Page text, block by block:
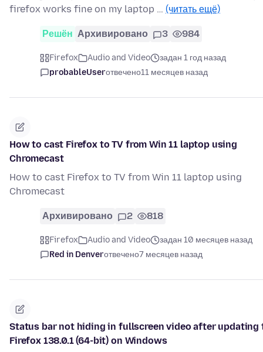
firefox works fine on my laptop … (читать ещё)
Решён Архивировано 3 984
Firefox Audio and Video
задан 1 год назад
probableUserотвечено11 месяцев назад
How to cast Firefox to TV from Win 11 laptop using
Chromecast
How to cast Firefox to TV from Win 11 laptop using
Chromecast
Архивировано 2 818
Firefox Audio and Video
задан 10 месяцев назад
Red in Denverотвечено7 месяцев назад
Status bar not hiding in fullscreen video after updating
Firefox 138.0.1 (64-bit) on Windows